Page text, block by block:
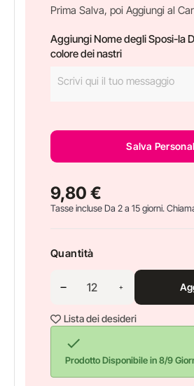
Prima Salva, poi Aggiungi al
Aggiungi Nome degli Sposi-la
colore dei nastri
Salva
9,80 €
Tasse incluseDa 2 a 15 giorni.
Quantità
Lista dei desideri

Prodotto Disponibile in 8/9